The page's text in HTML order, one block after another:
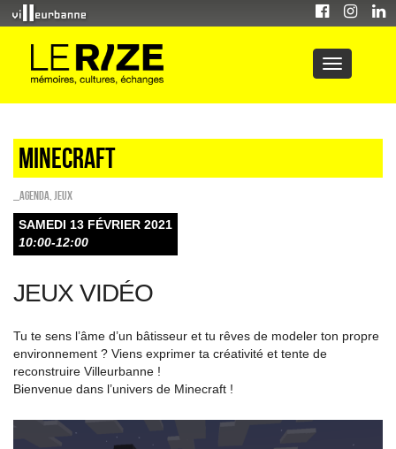
Minecraft
_Agenda Jeux
SAMEDI 13 FÉVRIER 2021
10:00-12:00
JEUX VIDÉO
Tu te sens l’âme d’un bâtisseur et tu rêves de modeler ton propre
environnement ? Viens exprimer ta créativité et tente de
reconstruire Villeurbanne !
Bienvenue dans l’univers de Minecraft !